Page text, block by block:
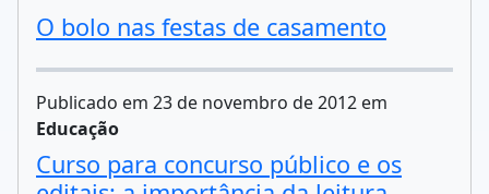
O bolo nas festas de casamento
Publicado em 23 de novembro de 2012 em
Educação
Curso para concurso público e os